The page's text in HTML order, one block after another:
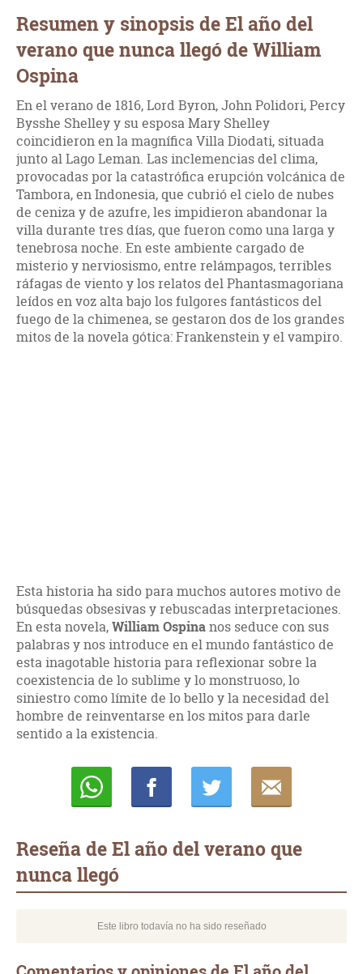
Resumen y sinopsis de El año del
verano que nunca llegó de William
Ospina
En el verano de 1816, Lord Byron, John Polidori, Percy
Bysshe Shelley y su esposa Mary Shelley
coincidieron en la magnífica Villa Diodati, situada
junto al Lago Leman. Las inclemencias del clima,
provocadas por la catastrófica erupción volcánica de
Tambora, en Indonesia, que cubrió el cielo de nubes
de ceniza y de azufre, les impidieron abandonar la
villa durante tres días, que fueron como una larga y
tenebrosa noche. En este ambiente cargado de
misterio y nerviosismo, entre relámpagos, terribles
ráfagas de viento y los relatos del Phantasmagoriana
leídos en voz alta bajo los fulgores fantásticos del
fuego de la chimenea, se gestaron dos de los grandes
mitos de la novela gótica: Frankenstein y el vampiro.
Esta historia ha sido para muchos autores motivo de
búsquedas obsesivas y rebuscadas interpretaciones.
En esta novela,William Ospinanos seduce con sus
palabras y nos introduce en el mundo fantástico de
esta inagotable historia para reflexionar sobre la
coexistencia de lo sublime y lo monstruoso, lo
siniestro como límite de lo bello y la necesidad del
hombre de reinventarse en los mitos para darle
sentido a la existencia.
Reseña de El año del verano que
nunca llegó
Este libro todavía no ha sido reseñado